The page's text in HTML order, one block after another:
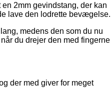
2mm gevindstang, der kan
lave den lodrette bevægelse.
medens den som du nu
du drejer den med fingerne
der med giver for meget